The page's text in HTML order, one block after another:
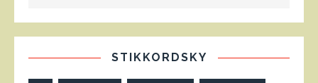
STIKKORDSKY